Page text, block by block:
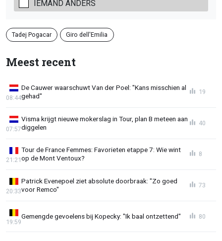
IEMAND ANDERS
Tadej Pogacar Giro dell'Emilia
Meest recent
De Cauwer waarschuwt Van der Poel: "Kans misschien al
gehad"
08:44
19
Visma krijgt nieuwe mokerslag in Tour, plan B meteen aan
diggelen
07:57
40
Tour de France Femmes: Favorieten etappe 7: Wie wint
op de Mont Ventoux?
21:21
8
Patrick Evenepoel ziet absolute doorbraak: "Zo goed
voor Remco"
20:33
73
Gemengde gevoelens bij Kopecky: "Ik baal ontzettend"
19:59
80